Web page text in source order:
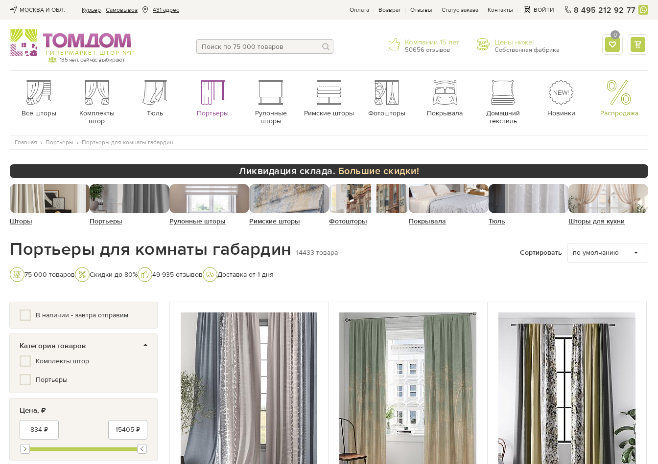
МОСКВА И ОБЛ. Курьер Cамовывоз 431 адрес Оплата Возврат Отзывы Статус заказа Контакты ВОЙТИ 8-495-212-92-77
ГИПЕРМАРКЕТ ШТОР №1*
135чел. сейчас выбирают
Компании 15 лет
50656 отзывов
Цены ниже!
Собственная фабрика
0
Все шторы
Комплекты
штор
Тюль Портьеры
Рулонные
шторы
Римские шторы Фотошторы Покрывала
Домашний
текстиль
Новинки Распродажа
Главная Портьеры Портьеры для комнаты габардин
Ликвидация склада. Большие скидки!
Шторы Портьеры Рулонные шторы Римские шторы Фотошторы Покрывала Тюль Шторы для кухни
Портьеры для комнаты габардин 14433 товара Сортировать по умолчанию
75 000 товаров Скидки до 80% 49 935 отзывов Доставка от 1 дня
В наличии - завтра отправим
Категория товаров
Комплекты штор
Портьеры
Цена, ₽